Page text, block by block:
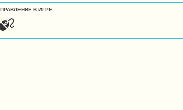
В ИГРЕ: